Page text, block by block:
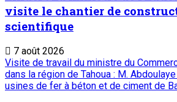
visite le chantier de
scientifique
7 août 2026
Visite de travail du ministre du
dans la région de Tahoua : M.
usines de fer à béton et de ciment de